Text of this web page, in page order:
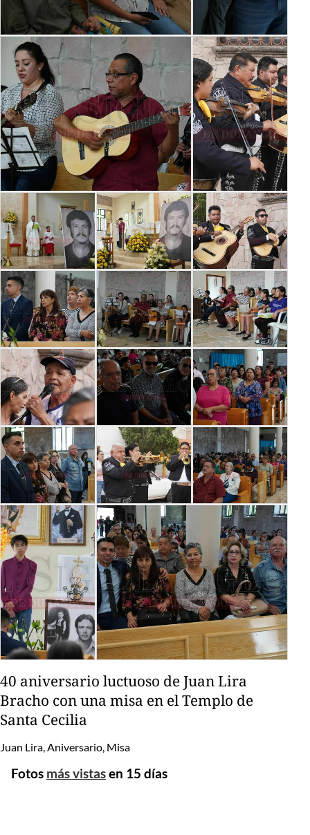
40 aniversario luctuoso de Juan Lira
Bracho con una misa en el Templo de
Santa Cecilia
Juan Lira, Aniversario, Misa
Fotos más vistasen 15 días